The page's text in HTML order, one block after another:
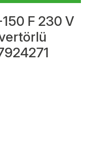
F 230 V